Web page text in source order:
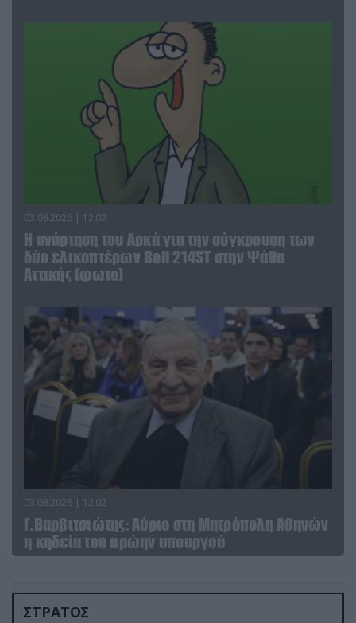
03.08.2026 | 12:02
Η ανάρτηση του Αρκά για την σύγκρουση των
δύο ελικοπτέρων Bell 214ST στην Ψάθα
Αττικής (φωτο)
03.08.2026 | 12:02
Γ.Βαρβιτσιώτης: Aύριο στη Μητρόπολη Αθηνών
η κηδεία του πρώην υπουργού
ΣΤΡΑΤΟΣ